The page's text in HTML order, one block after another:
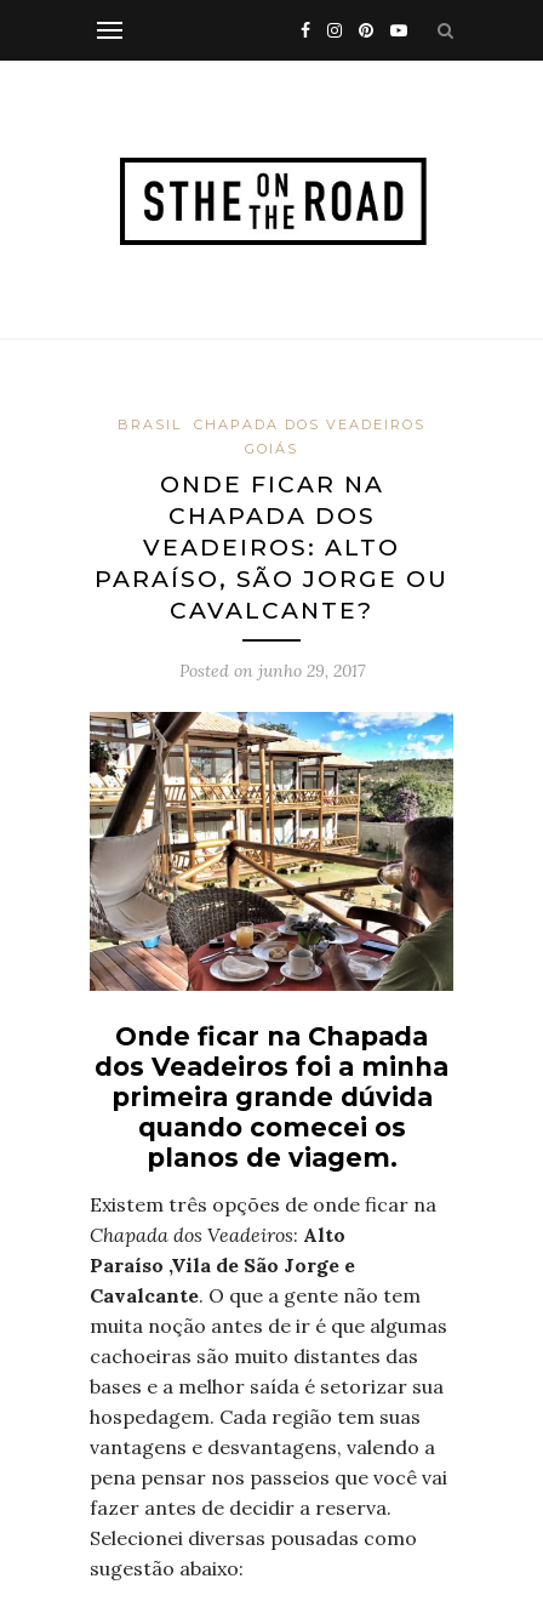
BRASIL
CHAPADA DOS VEADEIROS
GOIÁS
ONDE FICAR NA
CHAPADA DOS
VEADEIROS: ALTO
PARAÍSO, SÃO JORGE OU
CAVALCANTE?
Posted on junho 29, 2017
Onde ficar na Chapada
dos Veadeiros foi a minha
primeira grande dúvida
quando comecei os
planos de viagem.
Existem três opções de onde ficar na
Chapada dos Veadeiros: Alto
Paraíso ,Vila de São Jorge e
Cavalcante. O que a gente não tem
muita noção antes de ir é que algumas
cachoeiras são muito distantes das
bases e a melhor saída é setorizar sua
hospedagem. Cada região tem suas
vantagens e desvantagens, valendo a
pena pensar nos passeios que você vai
fazer antes de decidir a reserva.
Selecionei diversas pousadas como
sugestão abaixo: